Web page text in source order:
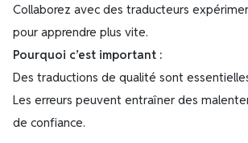
Collaborez avec des traducteurs
pour apprendre plus vite.
Pourquoi c’est important :
Des traductions de qualité sont
Les erreurs peuvent entraîner des
de confiance.